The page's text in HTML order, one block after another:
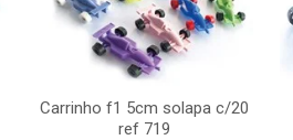
Carrinho f1 5cm solapa c/20
ref 719